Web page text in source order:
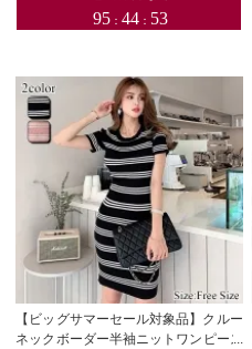
【ビッグサマーセール対象品】クルー
ネックボーダー半袖ニットワンピース